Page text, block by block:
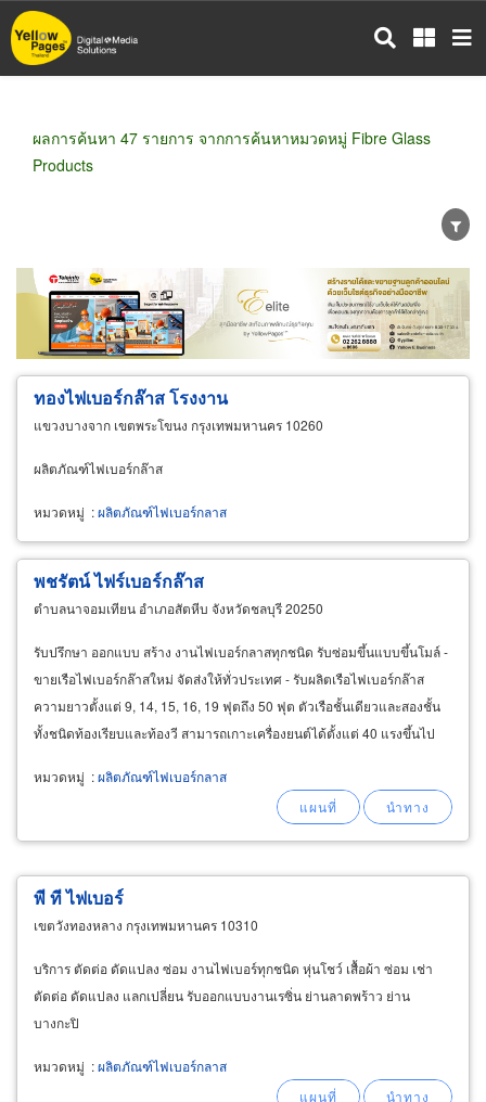
ข้าม
ไป
ผลการค้นหา 47 รายการ จากการค้นหาหมวดหมู่ Fibre Glass
Products
ขายส่ง ขายปลีก ผู้ผลิต
ตัวแทนจัดจำหน่าย
ผู้ส่งออก/นำเข้า
ธุรกิจบริการ
ทองไฟเบอร์กล๊าส โรงงาน
แขวงบางจาก เขตพระโขนง กรุงเทพมหานคร 10260
ผลิตภัณฑ์ไฟเบอร์กล๊าส
หมวดหมู่ :ผลิตภัณฑ์ไฟเบอร์กลาส
พชรัตน์ ไฟร์เบอร์กล๊าส
ตำบลนาจอมเทียน อำเภอสัตหีบ จังหวัดชลบุรี 20250
รับปรึกษา ออกแบบ สร้าง งานไฟเบอร์กลาสทุกชนิด รับซ่อมขึ้นแบบขึ้นโมล์ -
ขายเรือไฟเบอร์กล๊าสใหม่ จัดส่งให้ทั่วประเทศ - รับผลิตเรือไฟเบอร์กล๊าส
ความยาวตั้งแต่ 9, 14, 15, 16, 19 ฟุตถึง 50 ฟุต ตัวเรือชั้นเดียวและสองชั้น
ทั้งชนิดท้องเรียบและท้องวี สามารถเกาะเครื่องยนต์ได้ตั้งแต่ 40 แรงขึ้นไป
หมวดหมู่ :ผลิตภัณฑ์ไฟเบอร์กลาส
พี ที ไฟเบอร์
เขตวังทองหลาง กรุงเทพมหานคร 10310
บริการ ตัดต่อ ดัดแปลง ซ่อม งานไฟเบอร์ทุกชนิด หุ่นโชว์ เสื้อผ้า ซ่อม เช่า
ตัดต่อ ดัดแปลง แลกเปลี่ยน รับออกแบบงานเรซิ่น ย่านลาดพร้าว ย่าน
บางกะปิ
หมวดหมู่ :ผลิตภัณฑ์ไฟเบอร์กลาส